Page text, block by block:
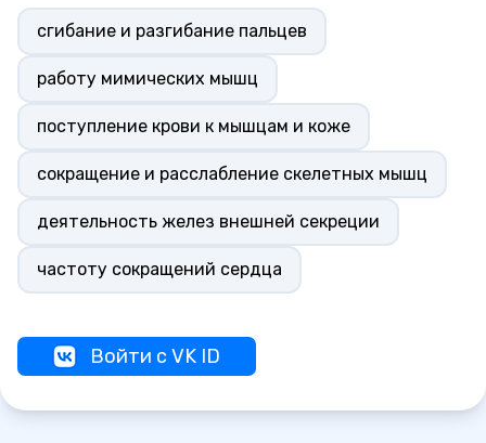
сгибание и разгибание пальцев
работу мимических мышц
поступление крови к мышцам и коже
сокращение и расслабление скелетных мышц
деятельность желез внешней секреции
частоту сокращений сердца
Войти с VK ID